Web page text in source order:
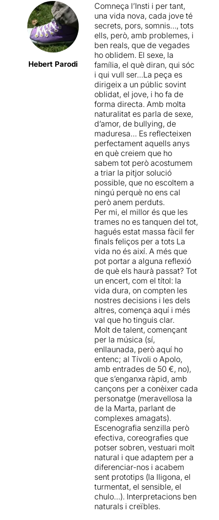
Hebert Parodi
Comneça l’Insti i per tant,
una vida nova, cada jove té
secrets, pors, somnis…, tots
ells, però, amb problemes, i
ben reals, que de vegades
ho oblidem. El sexe, la
família, el què diran, qui sóc
i qui vull ser…La peça es
dirigeix a un públic sovint
oblidat, el jove, i ho fa de
forma directa. Amb molta
naturalitat es parla de sexe,
d’amor, de bullying, de
maduresa… Es reflecteixen
perfectament aquells anys
en què creiem que ho
sabem tot però acostumem
a triar la pitjor solució
possible, que no escoltem a
ningú perquè no ens cal
però anem perduts.
Per mi, el millor és que les
trames no es tanquen del tot,
hagués estat massa fàcil fer
finals feliços per a tots La
vida no és així. A més que
pot portar a alguna reflexió
de què els haurà passat? Tot
un encert, com el títol: la
vida dura, on compten les
nostres decisions i les dels
altres, comença aquí i més
val que ho tinguis clar.
Molt de talent, començant
per la música (sí,
enllaunada, però aquí ho
entenc; al Tívoli o Apolo,
amb entrades de 50 €, no),
que s’enganxa ràpid, amb
cançons per a conèixer cada
personatge (meravellosa la
de la Marta, parlant de
complexes amagats).
Escenografia senzilla però
efectiva, coreografies que
potser sobren, vestuari molt
natural i que adaptem per a
diferenciar-nos i acabem
sent prototips (la lligona, el
turmentat, el sensible, el
chulo…). Interpretacions ben
naturals i creïbles.